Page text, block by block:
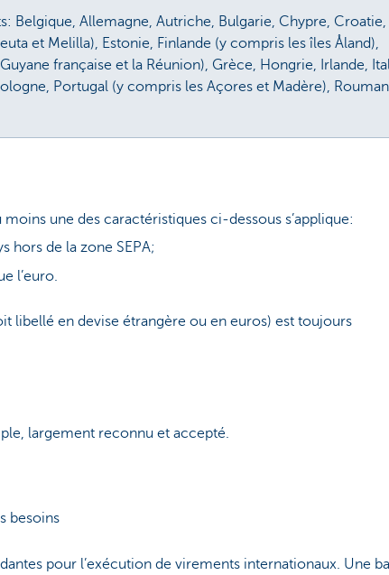
Belgique, Allemagne, Autriche, Bulgarie, Chypre, Croatie,
et Melilla), Estonie, Finlande (y compris les îles Åland),
française et la Réunion), Grèce, Hongrie, Irlande,
Portugal (y compris les Açores et Madère),
une des caractéristiques ci-dessous s’applique:
hors de la zone SEPA;
l’euro.
libellé en devise étrangère ou en euros) est toujours
largement reconnu et accepté.
besoins
pour l’exécution de virements internationaux. Une